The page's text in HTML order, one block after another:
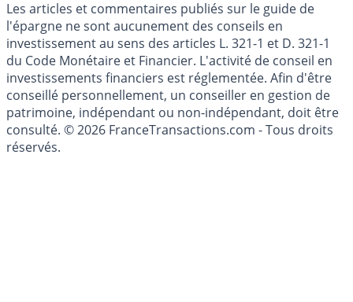
Cookies
Les articles et commentaires publiés sur le guide de
l'épargne ne sont aucunement des conseils en
investissement au sens des articles L. 321-1 et D. 321-1
du Code Monétaire et Financier. L'activité de conseil en
investissements financiers est réglementée. Afin d'être
conseillé personnellement, un conseiller en gestion de
patrimoine, indépendant ou non-indépendant, doit être